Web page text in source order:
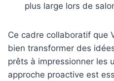
plus large lors de
Ce cadre collaboratif que
bien transformer des
prêts à impressionner les
approche proactive est